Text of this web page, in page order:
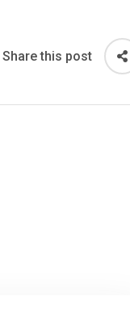
Share this post